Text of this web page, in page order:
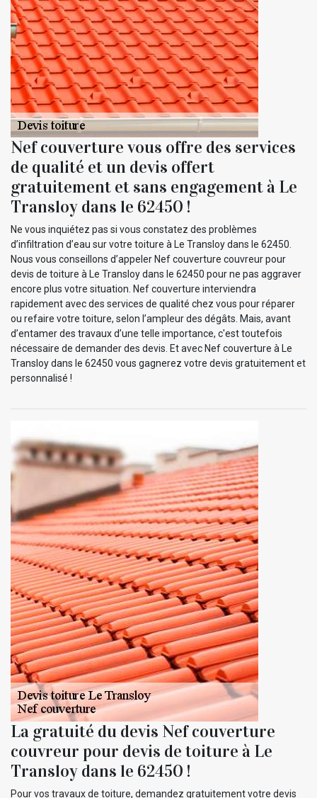
Nef couverture vous offre des services
de qualité et un devis offert
gratuitement et sans engagement à Le
Transloy dans le 62450 !
Ne vous inquiétez pas si vous constatez des problèmes
d’infiltration d’eau sur votre toiture à Le Transloy dans le 62450.
Nous vous conseillons d’appeler Nef couverture couvreur pour
devis de toiture à Le Transloy dans le 62450 pour ne pas aggraver
encore plus votre situation. Nef couverture interviendra
rapidement avec des services de qualité chez vous pour réparer
ou refaire votre toiture, selon l’ampleur des dégâts. Mais, avant
d’entamer des travaux d’une telle importance, c'est toutefois
nécessaire de demander des devis. Et avec Nef couverture à Le
Transloy dans le 62450 vous gagnerez votre devis gratuitement et
personnalisé !
La gratuité du devis Nef couverture
couvreur pour devis de toiture à Le
Transloy dans le 62450 !
Pour vos travaux de toiture, demandez gratuitement votre devis